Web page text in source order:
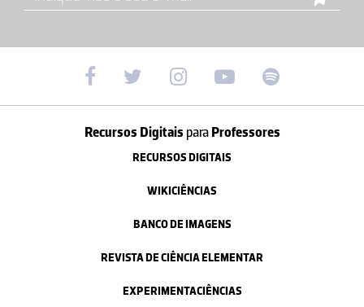
Recursos Digitais paraProfessores
RECURSOS DIGITAIS
WIKICIÊNCIAS
BANCO DE IMAGENS
REVISTA DE CIÊNCIA ELEMENTAR
EXPERIMENTACIÊNCIAS